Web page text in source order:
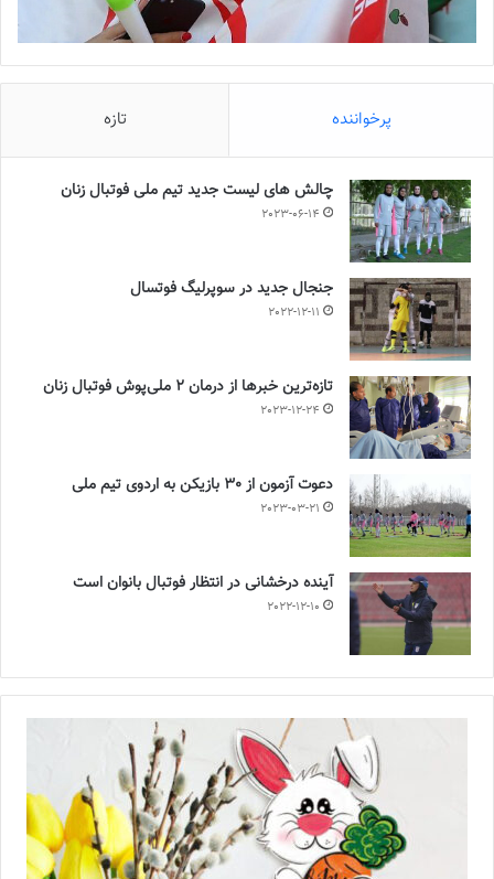
پرخواننده تازه
چالش هاى ليست جدید تيم ملى فوتبال زنان
2023-06-14
جنجال جدید در سوپرلیگ فوتسال
2022-12-11
تازه‌ترین خبرها از درمان ۲ ملی‌پوش فوتبال زنان
2023-12-24
دعوت آزمون از 30 بازیکن به اردوی تیم ملی
2023-03-21
آینده درخشانی در انتظار فوتبال بانوان است
2022-12-10